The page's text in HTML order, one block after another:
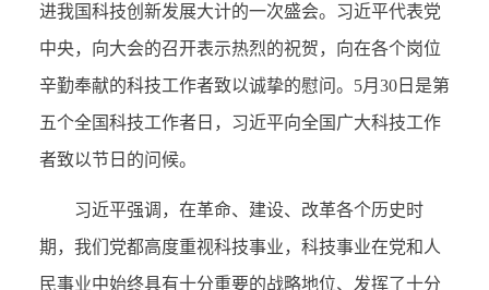
进我国科技创新发展大计的一次盛会。习近平代表党
中央，向大会的召开表示热烈的祝贺，向在各个岗位
辛勤奉献的科技工作者致以诚挚的慰问。5月30日是第
五个全国科技工作者日，习近平向全国广大科技工作
者致以节日的问候。
习近平强调，在革命、建设、改革各个历史时
期，我们党都高度重视科技事业，科技事业在党和人
民事业中始终具有十分重要的战略地位、发挥了十分